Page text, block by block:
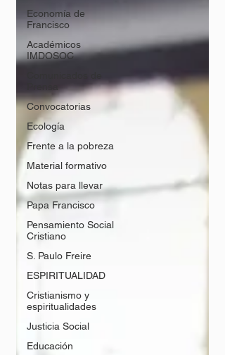
Economía de
Francisco
Académicos
IMDOSOC
Convocatorias
Ecología
Frente a la pobreza
Material formativo
Notas para llevar
Papa Francisco
Pensamiento Social
Cristiano
S. Paulo Freire
ESPIRITUALIDAD
Cristianismo y
espiritualidades
Justicia Social
Educación